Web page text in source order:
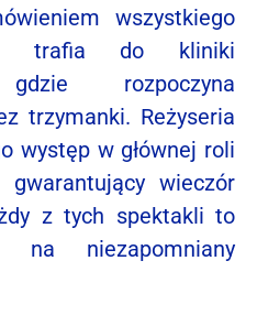
wszystkiego
trafia do kliniki
gdzie rozpoczyna
trzymanki. Reżyseria
występ w głównej roli
wieczór
z tych spektakli to
na niezapomniany